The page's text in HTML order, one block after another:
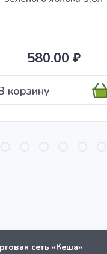
580.00 ₽
корзину
сеть «Кеша»